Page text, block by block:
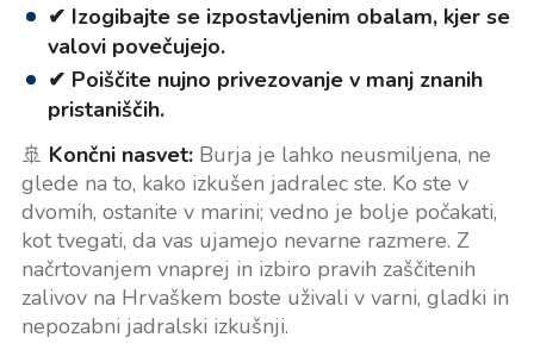
✔ Izogibajte se izpostavljenim obalam, kjer se
valovi povečujejo.
✔ Poiščite nujno privezovanje v manj znanih
pristaniščih.
🚢 Končni nasvet:Burja je lahko neusmiljena, ne
glede na to, kako izkušen jadralec ste. Ko ste v
dvomih, ostanite v marini; vedno je bolje počakati,
kot tvegati, da vas ujamejo nevarne razmere. Z
načrtovanjem vnaprej in izbiro pravih zaščitenih
zalivov na Hrvaškem boste uživali v varni, gladki in
nepozabni jadralski izkušnji.